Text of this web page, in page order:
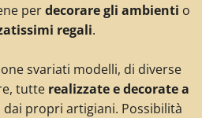
perdecorare gli ambienti o
regali.
svariati modelli, di diverse
tutte realizzate e decorate a
dai propri artigiani. Possibilità